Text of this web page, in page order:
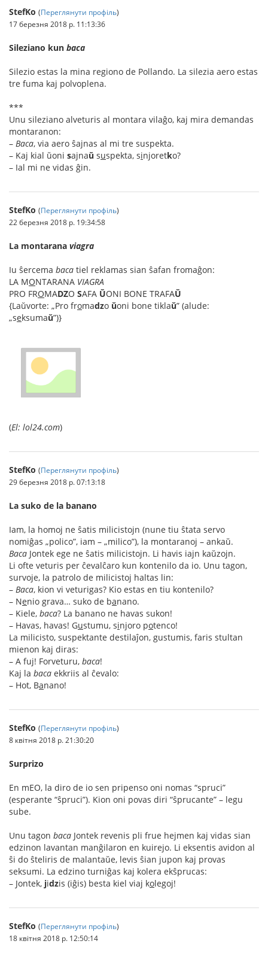
StefKo (Переглянути профіль)
17 березня 2018 р. 11:13:36
Sileziano kun baca
Silezio estas la mina regiono de Pollando. La silezia aero estas
tre fuma kaj polvoplena.
***
Unu sileziano alveturis al montara vilaĝo, kaj mira demandas
montaranon:
– Baca, via aero ŝajnas al mi tre suspekta.
– Kaj kial ŭoni sajnaŭ suspekta, sinjoretko?
– Ial mi ne vidas ĝin.
StefKo (Переглянути профіль)
22 березня 2018 р. 19:34:58
La montarana viagra
Iu ŝercema baca tiel reklamas sian ŝafan fromaĝon:
LA MONTARANA VIAGRA
PRO FROMADZO SAFA ŬONI BONE TRAFAŬ
{Laŭvorte: „Pro fromadzo ŭoni bone tiklaŭ” (alude:
„seksumaŭ”)}
(El: lol24.com)
StefKo (Переглянути профіль)
29 березня 2018 р. 07:13:18
La suko de la banano
Iam, la homoj ne ŝatis milicistojn (nune tiu ŝtata servo
nomiĝas „polico”, iam – „milico”), la montaranoj – ankaŭ.
Baca Jontek ege ne ŝatis milicistojn. Li havis iajn kaŭzojn.
Li ofte veturis per ĉevalĉaro kun kontenilo da io. Unu tagon,
survoje, la patrolo de milicistoj haltas lin:
– Baca, kion vi veturigas? Kio estas en tiu kontenilo?
– Nenio grava… suko de banano.
– Kiele, baca? La banano ne havas sukon!
– Havas, havas! Gustumu, sinjoro potenco!
La milicisto, suspektante destilaĵon, gustumis, faris stultan
mienon kaj diras:
– A fuj! Forveturu, baca!
Kaj la baca ekkriis al ĉevalo:
– Hot, Banano!
StefKo (Переглянути профіль)
8 квітня 2018 р. 21:30:20
Surprizo
En mEO, la diro de io sen pripenso oni nomas “spruci”
(esperante “ŝpruci”). Kion oni povas diri “ŝprucante” – legu
sube.
Unu tagon baca Jontek revenis pli frue hejmen kaj vidas sian
edzinon lavantan manĝilaron en kuirejo. Li eksentis avidon al
ŝi do ŝteliris de malantaŭe, levis ŝian jupon kaj provas
seksumi. La edzino turniĝas kaj kolera ekŝprucas:
– Jontek, jidzis (iĝis) besta kiel viaj kolegoj!
StefKo (Переглянути профіль)
18 квітня 2018 р. 12:50:14